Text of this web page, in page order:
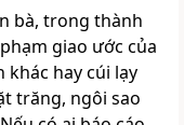
bà, trong thành
giao ước của
khác hay cúi lạy
trăng, ngôi sao